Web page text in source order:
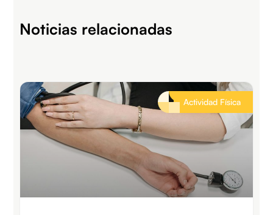
Noticias relacionadas
Actividad Física